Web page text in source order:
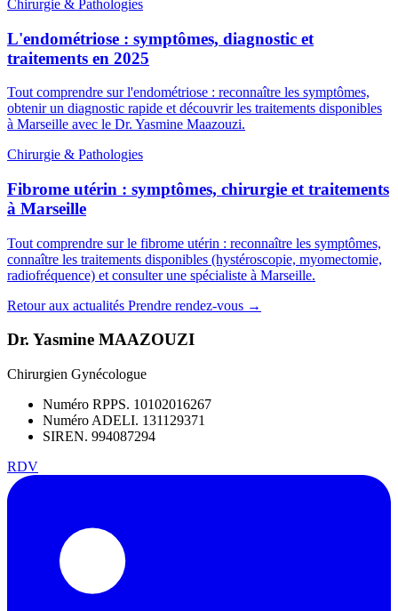
Chirurgie & Pathologies
L'endométriose : symptômes, diagnostic et
traitements en 2025
Tout comprendre sur l'endométriose : reconnaître les symptômes,
obtenir un diagnostic rapide et découvrir les traitements disponibles
à Marseille avec le Dr. Yasmine Maazouzi.
Chirurgie & Pathologies
Fibrome utérin : symptômes, chirurgie et traitements
à Marseille
Tout comprendre sur le fibrome utérin : reconnaître les symptômes,
connaître les traitements disponibles (hystéroscopie, myomectomie,
radiofréquence) et consulter une spécialiste à Marseille.
Retour aux actualités Prendre rendez-vous →
Dr. Yasmine MAAZOUZI
Chirurgien Gynécologue
Numéro RPPS. 10102016267
Numéro ADELI. 131129371
SIREN. 994087294
RDV